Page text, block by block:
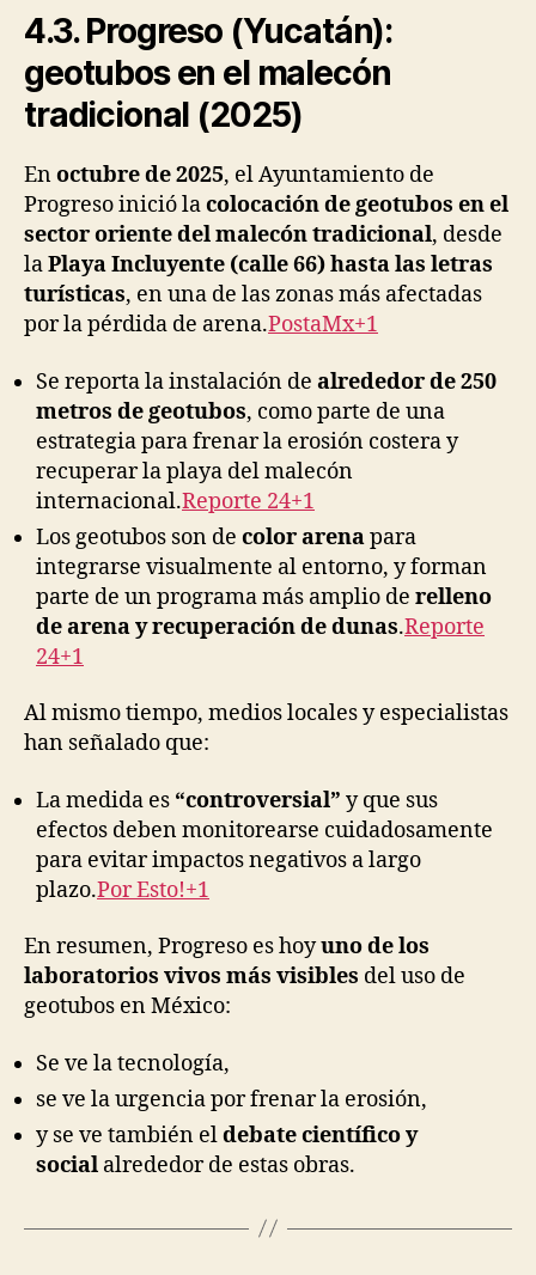
4.3. Progreso (Yucatán):
geotubos en el malecón
tradicional (2025)
Enoctubre de 2025, el Ayuntamiento de
Progreso inició lacolocación de geotubos en el
sector oriente del malecón tradicional, desde
laPlaya Incluyente (calle 66) hasta las letras
turísticas, en una de las zonas más afectadas
por la pérdida de arena.PostaMx+1
Se reporta la instalación de alrededor de 250
metros de geotubos, como parte de una
estrategia para frenar la erosión costera y
recuperar la playa del malecón
internacional.Reporte 24+1
Los geotubos son de color arenapara
integrarse visualmente al entorno, y forman
parte de un programa más amplio de relleno
de arena y recuperación de dunas.Reporte
24+1
Al mismo tiempo, medios locales y especialistas
han señalado que:
La medida es “controversial” y que sus
efectos deben monitorearse cuidadosamente
para evitar impactos negativos a largo
plazo.Por Esto!+1
En resumen, Progreso es hoyuno de los
laboratorios vivos más visibles del uso de
geotubos en México:
Se ve la tecnología,
se ve la urgencia por frenar la erosión,
y se ve también eldebate científico y
social alrededor de estas obras.